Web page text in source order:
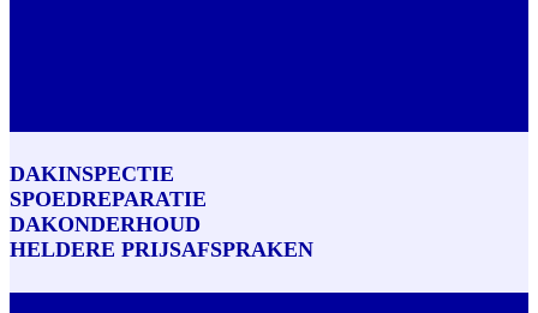
DAKINSPECTIE
SPOEDREPARATIE
DAKONDERHOUD
HELDERE PRIJSAFSPRAKEN